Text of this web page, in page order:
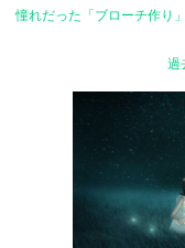
憧れだった「ブローチ作り
過